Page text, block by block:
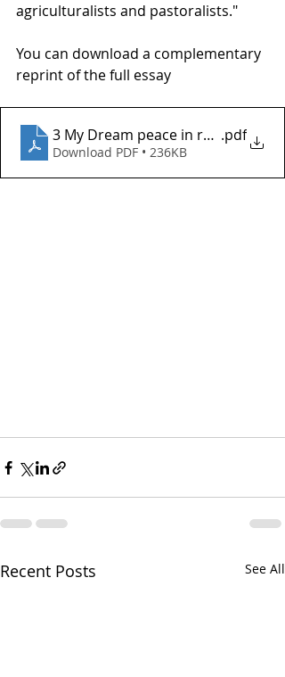
agriculturalists and pastoralists."
You can download a complementary
reprint of the full essay
3 My Dream peace in rural.pdf
Download PDF • 236KB
Recent Posts See All